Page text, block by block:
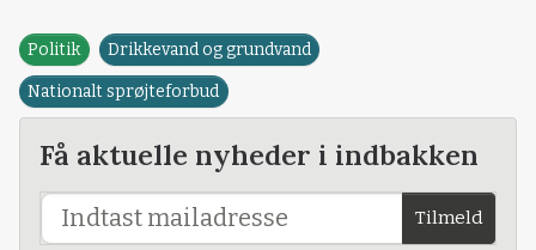
Politik Drikkevand og grundvand
Nationalt sprøjteforbud
Få aktuelle nyheder i indbakken
Tilmeld